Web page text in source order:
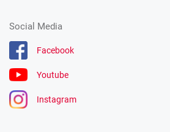
Social Media
Facebook
Youtube
Instagram